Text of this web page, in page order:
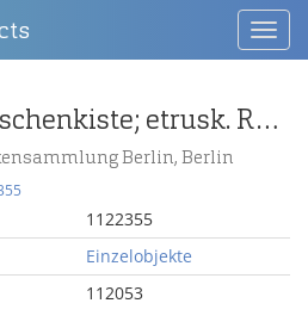
Eckstück einer Aschenkiste; etrusk. Relief, Fragment
Berlin, Berlin
1122355
Einzelobjekte
112053